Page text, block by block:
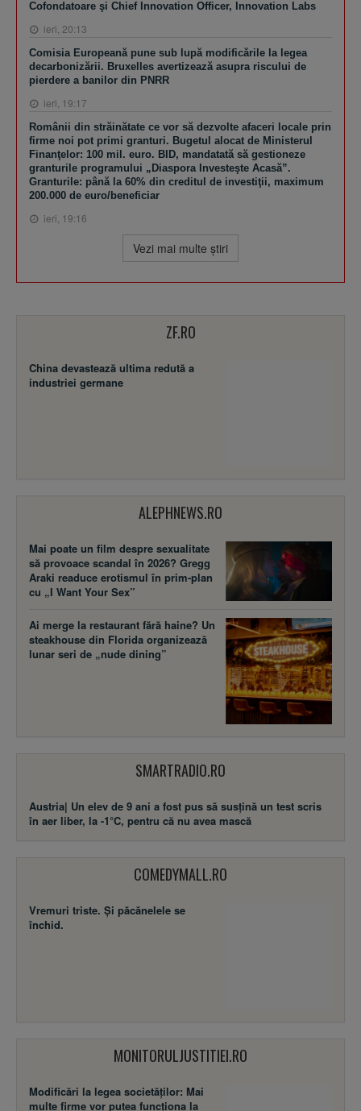
Cofondatoare şi Chief Innovation Officer, Innovation Labs
ieri, 20:13
Comisia Europeană pune sub lupă modificările la legea
decarbonizării. Bruxelles avertizează asupra riscului de
pierdere a banilor din PNRR
ieri, 19:17
Românii din străinătate ce vor să dezvolte afaceri locale prin
firme noi pot primi granturi. Bugetul alocat de Ministerul
Finanţelor: 100 mil. euro. BID, mandatată să gestioneze
granturile programului „Diaspora Investeşte Acasă”.
Granturile: până la 60% din creditul de investiţii, maximum
200.000 de euro/beneficiar
ieri, 19:16
Vezi mai multe ştiri
ZF.RO
China devastează ultima redută a
industriei germane
ALEPHNEWS.RO
Mai poate un film despre sexualitate
să provoace scandal în 2026? Gregg
Araki readuce erotismul în prim-plan
cu „I Want Your Sex”
Ai merge la restaurant fără haine? Un
steakhouse din Florida organizează
lunar seri de „nude dining”
SMARTRADIO.RO
Austria| Un elev de 9 ani a fost pus să susţină un test scris
în aer liber, la -1°C, pentru că nu avea mască
COMEDYMALL.RO
Vremuri triste. Şi păcănelele se
închid.
MONITORULJUSTITIEI.RO
Modificări la legea societăţilor: Mai
multe firme vor putea funcţiona la